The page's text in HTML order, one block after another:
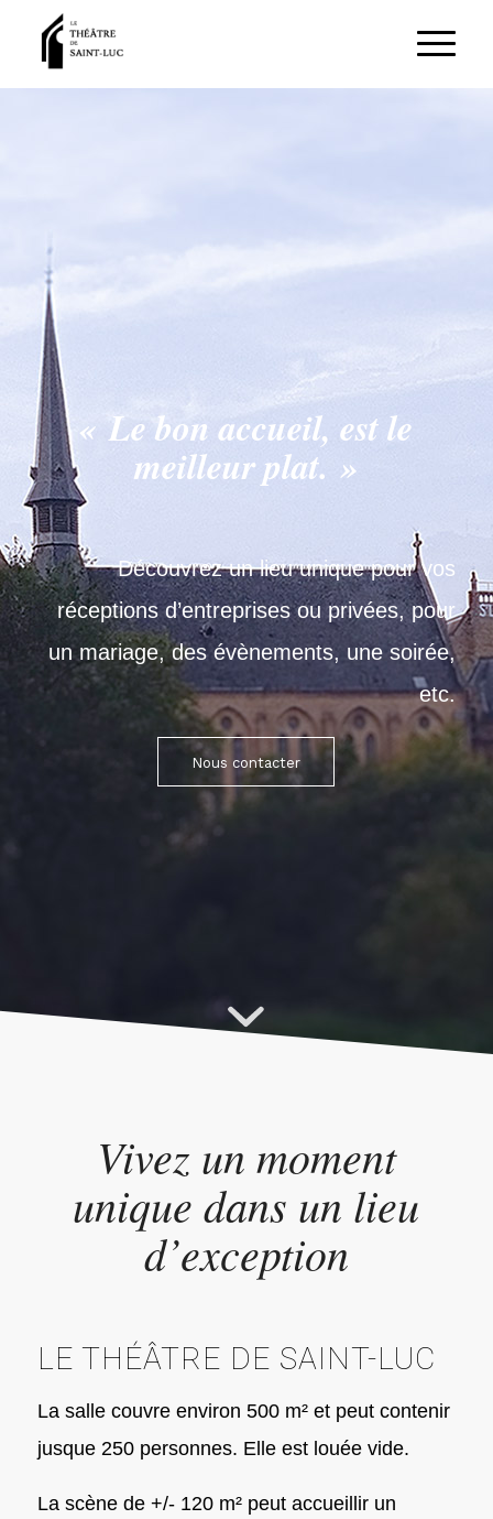
« Le bon accueil, est le
meilleur plat. »
Découvrez un lieu unique pour vos
réceptions d’entreprises ou privées, pour
un mariage, des évènements, une soirée,
etc.
Nous contacter
Vivez un moment
unique dans un lieu
d’exception
LE THÉÂTRE DE SAINT-LUC
La salle couvre environ 500 m² et peut contenir
jusque 250 personnes. Elle est louée vide.
La scène de +/- 120 m² peut accueillir un